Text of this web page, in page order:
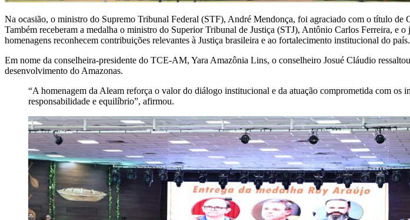
Na ocasião, o ministro do Supremo Tribunal Federal (STF), André Mendonça, foi agraciado com o título
Também receberam a medalha o ministro do Superior Tribunal de Justiça (STJ), Antônio Carlos Ferreira, e
homenagens reconhecem contribuições relevantes à Justiça brasileira e ao fortalecimento institucional do país.
Em nome da conselheira-presidente do TCE-AM, Yara Amazônia Lins, o conselheiro Josué Cláudio
desenvolvimento do Amazonas.
“A homenagem da Aleam reforça o valor do diálogo institucional e da atuação comprometida com os
responsabilidade e equilíbrio”, afirmou.